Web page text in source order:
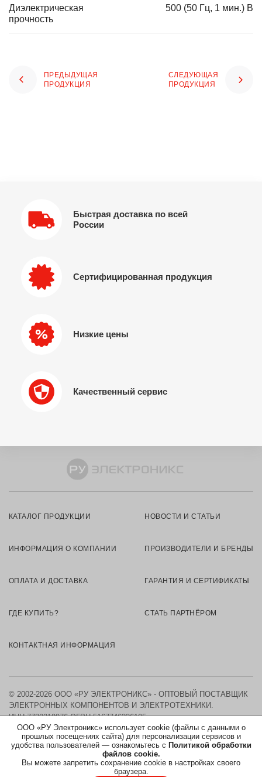
Диэлектрическая
прочность
500 (50 Гц, 1 мин.) В
ПРЕДЫДУЩАЯ
ПРОДУКЦИЯ
СЛЕДУЮЩАЯ
ПРОДУКЦИЯ
Быстрая доставка по всей
России
Сертифицированная продукция
Низкие цены
Качественный сервис
ООО «РУ Электроникс» использует cookie (файлы с данными о
прошлых посещениях сайта) для персонализации сервисов и
удобства пользователей — ознакомьтесь с Политикой обработки
файлов cookie.
Вы можете запретить сохранение cookie в настройках своего
браузера.
КАТАЛОГ ПРОДУКЦИИ НОВОСТИ И СТАТЬИ
ИНФОРМАЦИЯ О КОМПАНИИ ПРОИЗВОДИТЕЛИ И БРЕНДЫ
ОПЛАТА И ДОСТАВКА ГАРАНТИЯ И СЕРТИФИКАТЫ
ГДЕ КУПИТЬ? СТАТЬ ПАРТНЁРОМ
КОНТАКТНАЯ ИНФОРМАЦИЯ
© 2002-2026 ООО «РУ ЭЛЕКТРОНИКС» - ОПТОВЫЙ ПОСТАВЩИК
ЭЛЕКТРОННЫХ КОМПОНЕНТОВ И ЭЛЕКТРОТЕХНИКИ.
ИНН 7730219976 ОГРН 5167746326105
КАРТА САЙТА
ПОЛИТИКА ОБРАБОТКИ ПЕРСОНАЛЬНЫХ ДАННЫХ